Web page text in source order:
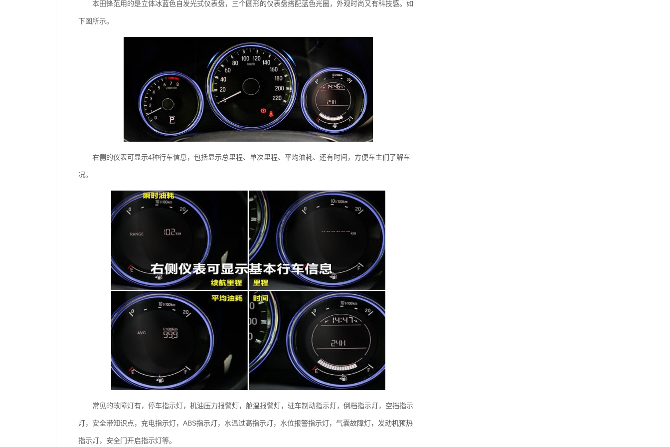
本田锋范用的是立体冰蓝色自发光式仪表盘，三个圆形的仪表盘搭配蓝色光圈，外观时尚又有科技感。如
下图所示。
右侧的仪表可显示4种行车信息，包括显示总里程、单次里程、平均油耗、还有时间，方便车主们了解车
况。
常见的故障灯有，停车指示灯，机油压力报警灯，舱温报警灯，驻车制动指示灯，倒档指示灯，空挡指示
灯，安全带知识点，充电指示灯，ABS指示灯，水温过高指示灯，水位报警指示灯，气囊故障灯，发动机预热
指示灯，安全门开启指示灯等。